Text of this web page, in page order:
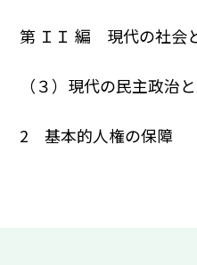
第 ＩＩ 編 現代の社会
（３）現代の民主政治
2 基本的人権の保障